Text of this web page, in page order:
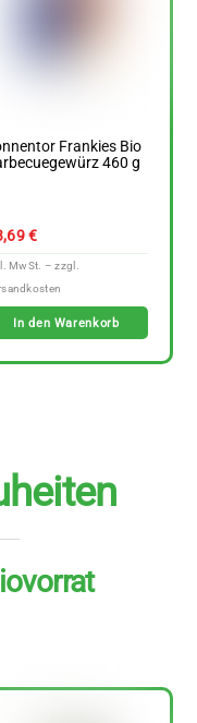
Frankies Bio
460 g
€
In den Warenkorb